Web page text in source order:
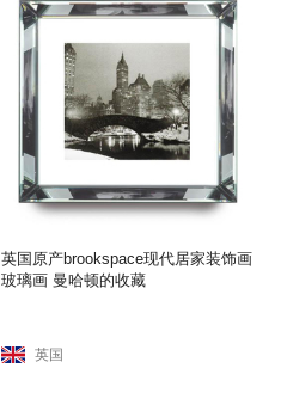
英国原产brookspace现代居家装饰画
玻璃画 曼哈顿的收藏
英国